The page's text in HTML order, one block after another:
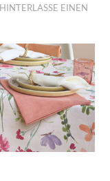
HINTERLASSE EINEN